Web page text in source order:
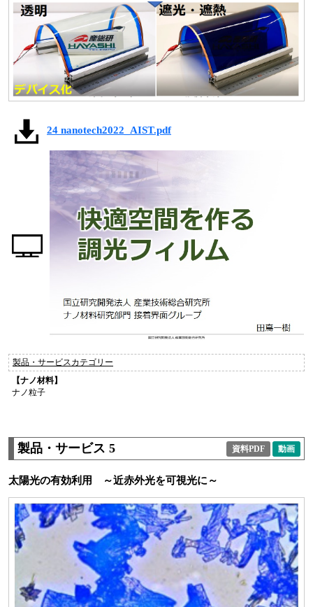
24 nanotech2022_AIST.pdf
製品・サービスカテゴリー
【ナノ材料】
ナノ粒子
製品・サービス 5 動画
資料PDF
太陽光の有効利用 ～近赤外光を可視光に～